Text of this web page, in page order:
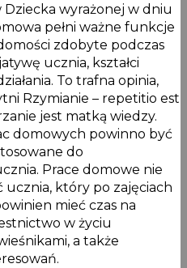
Dziecka wyrażonej w dniu
pełni ważne funkcje
zdobyte podczas
ucznia, kształci
To trafna opinia,
Rzymianie – repetitio est
jest matką wiedzy.
domowych powinno być
do
Prace domowe nie
ucznia, który po zajęciach
mieć czas na
w życiu
a także